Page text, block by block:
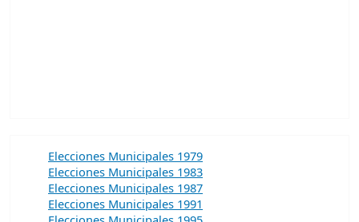
Elecciones Municipales 1979
Elecciones Municipales 1983
Elecciones Municipales 1987
Elecciones Municipales 1991